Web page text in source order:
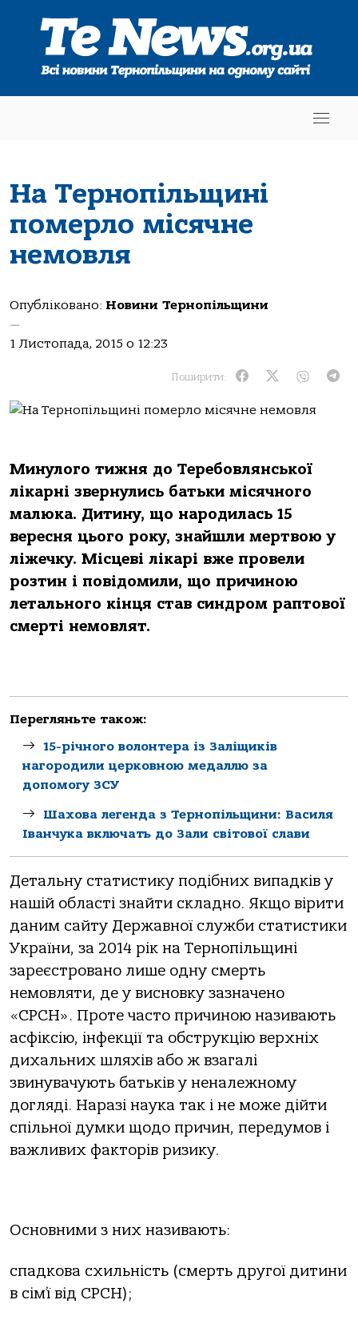
На Тернопільщині
померло місячне
немовля
Опубліковано: Новини Тернопільщини
—
1 Листопада, 2015 о 12:23
Поширити:
Минулого тижня до Теребовлянської
лікарні звернулись батьки місячного
малюка. Дитину, що народилась 15
вересня цього року, знайшли мертвою у
ліжечку. Місцеві лікарі вже провели
розтин і повідомили, що причиною
летального кінця став синдром раптової
смерті немовлят.
Перегляньте також:
15-річного волонтера із Заліщиків
нагородили церковною медаллю за
допомогу ЗСУ
Шахова легенда з Тернопільщини: Василя
Іванчука включать до Зали світової слави
Детальну статистику подібних випадків у
нашій області знайти складно. Якщо вірити
даним сайту Державної служби статистики
України, за 2014 рік на Тернопільщині
зареєстровано лише одну смерть
немовляти, де у висновку зазначено
«СРСН». Проте часто причиною називають
асфіксію, інфекції та обструкцію верхніх
дихальних шляхів або ж взагалі
звинувачують батьків у неналежному
догляді. Наразі наука так і не може дійти
спільної думки щодо причин, передумов і
важливих факторів ризику.
Основними з них називають:
спадкова схильність (смерть другої дитини
в сім’ї від СРСН);